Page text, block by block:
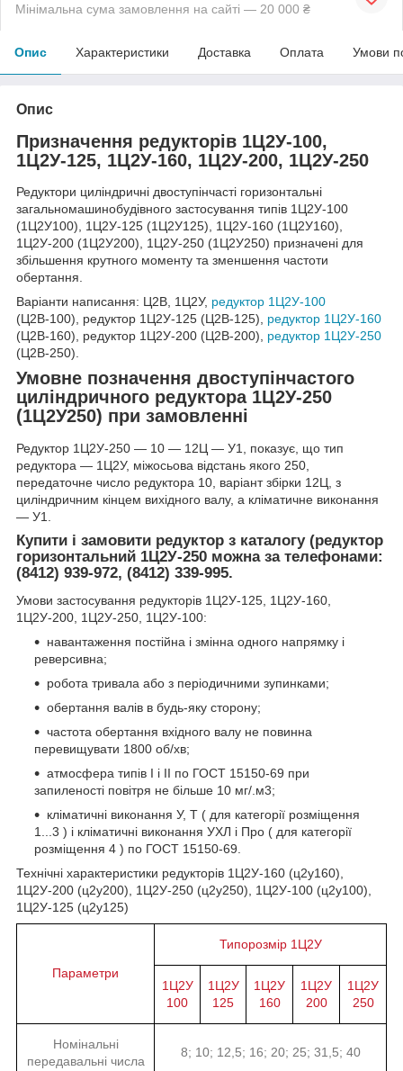
Мінімальна сума замовлення на сайті — 20 000 ₴
Опис Характеристики Доставка Оплата Умови
Опис
Призначення редукторів 1Ц2У-100,
1Ц2У-125, 1Ц2У-160, 1Ц2У-200, 1Ц2У-250
Редуктори циліндричні двоступінчасті горизонтальні
загальномашинобудівного застосування типів 1Ц2У-100
(1Ц2У100), 1Ц2У-125 (1Ц2У125), 1Ц2У-160 (1Ц2У160),
1Ц2У-200 (1Ц2У200), 1Ц2У-250 (1Ц2У250) призначені для
збільшення крутного моменту та зменшення частоти
обертання.
Варіанти написання: Ц2В, 1Ц2У, редуктор 1Ц2У-100
(Ц2В-100), редуктор 1Ц2У-125 (Ц2В-125), редуктор 1Ц2У-160
(Ц2В-160), редуктор 1Ц2У-200 (Ц2В-200), редуктор 1Ц2У-250
(Ц2В-250).
Умовне позначення двоступінчастого
циліндричного редуктора 1Ц2У-250
(1Ц2У250) при замовленні
Редуктор 1Ц2У-250 ― 10 ― 12Ц ― У1, показує, що тип
редуктора ― 1Ц2У, міжосьова відстань якого 250,
передаточне число редуктора 10, варіант збірки 12Ц, з
циліндричним кінцем вихідного валу, а кліматичне виконання
― У1.
Купити і замовити редуктор з каталогу (редуктор
горизонтальний 1Ц2У-250 можна за телефонами:
(8412) 939-972, (8412) 339-995.
Умови застосування редукторів 1Ц2У-125, 1Ц2У-160,
1Ц2У-200, 1Ц2У-250, 1Ц2У-100:
навантаження постійна і змінна одного напрямку і
реверсивна;
робота тривала або з періодичними зупинками;
обертання валів в будь-яку сторону;
частота обертання вхідного валу не повинна
перевищувати 1800 об/хв;
атмосфера типів I і II по ГОСТ 15150-69 при
запиленості повітря не більше 10 мг/.м3;
кліматичні виконання У, Т ( для категорії розміщення
1...3 ) і кліматичні виконання УХЛ і Про ( для категорії
розміщення 4 ) по ГОСТ 15150-69.
Технічні характеристики редукторів 1Ц2У-160 (ц2у160),
1Ц2У-200 (ц2у200), 1Ц2У-250 (ц2у250), 1Ц2У-100 (ц2у100),
1Ц2У-125 (ц2у125)
Параметри
Типорозмір 1Ц2У
1Ц2У
100
1Ц2У
125
1Ц2У
160
1Ц2У
200
1Ц2У
250
Номінальні
передавальні числа
8; 10; 12,5; 16; 20; 25; 31,5; 40